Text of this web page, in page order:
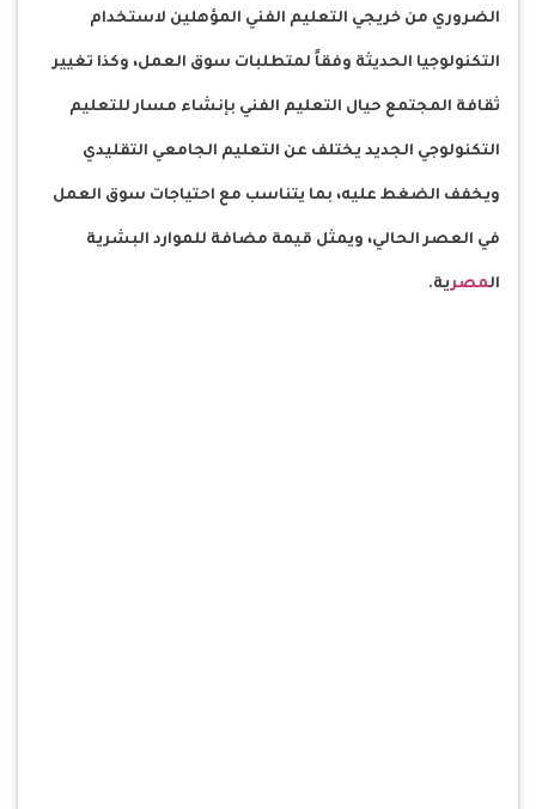
الضروري من خريجي التعليم الفني المؤهلين لاستخدام
التكنولوجيا الحديثة وفقاً لمتطلبات سوق العمل، وكذا تغيير
ثقافة المجتمع حيال التعليم الفني بإنشاء مسار للتعليم
التكنولوجي الجديد يختلف عن التعليم الجامعي التقليدي
ويخفف الضغط عليه، بما يتناسب مع احتياجات سوق العمل
في العصر الحالي، ويمثل قيمة مضافة للموارد البشرية
المصرية.